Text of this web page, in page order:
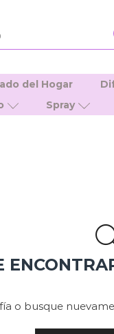
del Hogar
Spray
o busque